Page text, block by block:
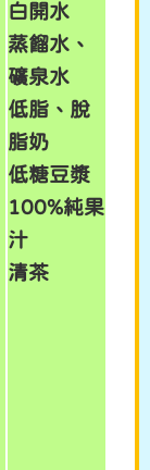
白開水
蒸餾水、
礦泉水
低脂、脫
脂奶
低糖豆漿
100%純果
汁
清茶